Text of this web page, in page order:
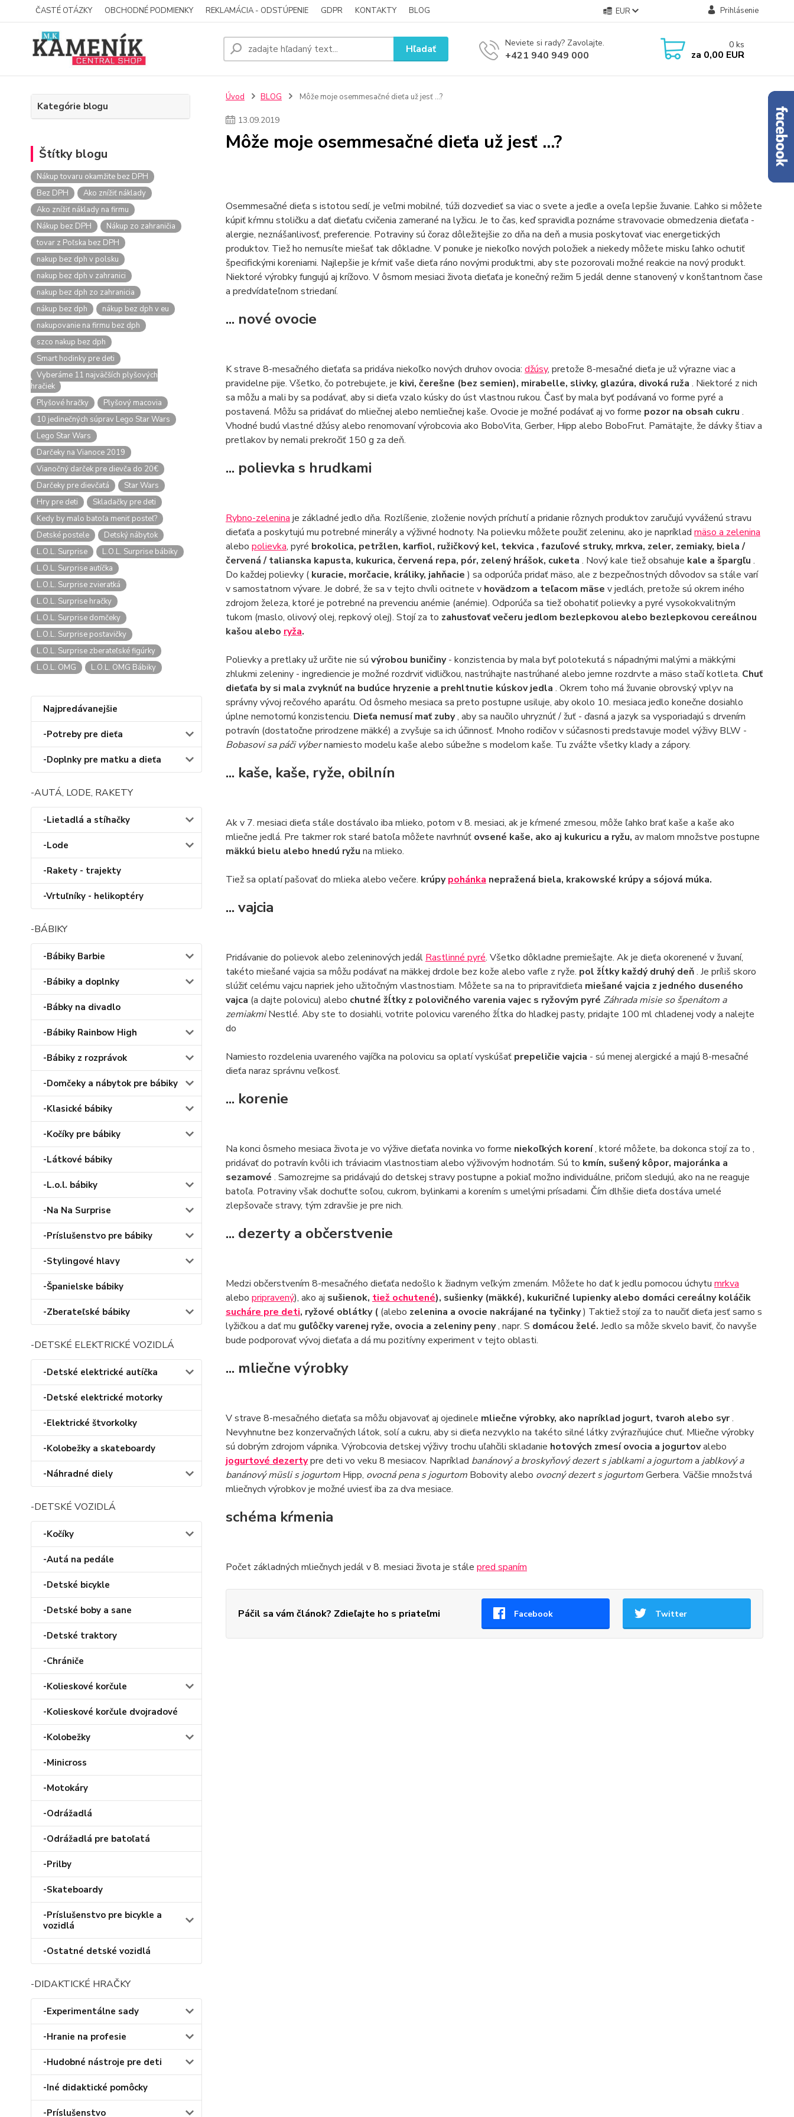
ČASTÉ OTÁZKY OBCHODNÉ PODMIENKY REKLAMÁCIA - ODSTÚPENIE GDPR KONTAKTY BLOG EUR Prihlásenie
Hľadať Neviete si rady? Zavolajte.
+421 940 949 000
0 ks
za 0,00 EUR
Kategórie blogu
Štítky blogu
Nákup tovaru okamžite bez DPH
Bez DPH
Ako znížiť náklady
Ako znížiť náklady na firmu
Nákup bez DPH
Nákup zo zahraničia
tovar z Poľska bez DPH
nakup bez dph v polsku
nakup bez dph v zahranici
nakup bez dph zo zahranicia
nákup bez dph
nákup bez dph v eu
nakupovanie na firmu bez dph
szco nakup bez dph
Smart hodinky pre deti
Vyberáme 11 najväčších plyšových
hračiek
Plyšové hračky
Plyšový macovia
10 jedinečných súprav Lego Star Wars
Lego Star Wars
Darčeky na Vianoce 2019
Vianočný darček pre dievča do 20€
Darčeky pre dievčatá
Star Wars
Hry pre deti
Skladačky pre deti
Kedy by malo batoľa meniť posteľ?
Detské postele
Detský nábytok
L.O.L. Surprise
L.O.L. Surprise bábiky
L.O.L. Surprise autíčka
L.O.L. Surprise zvieratká
L.O.L. Surprise hračky
L.O.L. Surprise domčeky
L.O.L. Surprise postavičky
L.O.L. Surprise zberateľské figúrky
L.O.L. OMG
L.O.L. OMG Bábiky
Najpredávanejšie
-Potreby pre dieťa
-Doplnky pre matku a dieťa
-AUTÁ, LODE, RAKETY
-Lietadlá a stíhačky
-Lode
-Rakety - trajekty
-Vrtuľníky - helikoptéry
-BÁBIKY
-Bábiky Barbie
-Bábiky a doplnky
-Bábky na divadlo
-Bábiky Rainbow High
-Bábiky z rozprávok
-Domčeky a nábytok pre bábiky
-Klasické bábiky
-Kočíky pre bábiky
-Látkové bábiky
-L.o.l. bábiky
-Na Na Surprise
-Príslušenstvo pre bábiky
-Stylingové hlavy
-Španielske bábiky
-Zberateľské bábiky
-DETSKÉ ELEKTRICKÉ VOZIDLÁ
-Detské elektrické autíčka
-Detské elektrické motorky
-Elektrické štvorkolky
-Kolobežky a skateboardy
-Náhradné diely
-DETSKÉ VOZIDLÁ
-Kočíky
-Autá na pedále
-Detské bicykle
-Detské boby a sane
-Detské traktory
-Chrániče
-Kolieskové korčule
-Kolieskové korčule dvojradové
-Kolobežky
-Minicross
-Motokáry
-Odrážadlá
-Odrážadlá pre batoľatá
-Prilby
-Skateboardy
-Príslušenstvo pre bicykle a
vozidlá
-Ostatné detské vozidlá
-DIDAKTICKÉ HRAČKY
-Experimentálne sady
-Hranie na profesie
-Hudobné nástroje pre deti
-Iné didaktické pomôcky
-Príslušenstvo
Úvod BLOG Môže moje osemmesačné dieťa už jesť ...?
13.09.2019
Môže moje osemmesačné dieťa už jesť ...?
Osemmesačné dieťa s istotou sedí, je veľmi mobilné, túži dozvedieť sa viac o svete a jedle a oveľa lepšie žuvanie. Ľahko si môžete
kúpiť kŕmnu stoličku a dať dieťaťu cvičenia zamerané na lyžicu. Je to čas, keď spravidla poznáme stravovacie obmedzenia dieťaťa -
alergie, neznášanlivosť, preferencie. Potraviny sú čoraz dôležitejšie zo dňa na deň a musia poskytovať viac energetických
produktov. Tiež ho nemusíte miešať tak dôkladne. V ponuke je niekoľko nových položiek a niekedy môžete misku ľahko ochutiť
špecifickými koreniami. Najlepšie je kŕmiť vaše dieťa ráno novými produktmi, aby ste pozorovali možné reakcie na nový produkt.
Niektoré výrobky fungujú aj krížovo. V ôsmom mesiaci života dieťaťa je konečný režim 5 jedál denne stanovený v konštantnom čase
a predvídateľnom striedaní.
... nové ovocie
K strave 8-mesačného dieťaťa sa pridáva niekoľko nových druhov ovocia: džúsy, pretože 8-mesačné dieťa je už výrazne viac a
pravidelne pije. Všetko, čo potrebujete, je kivi, čerešne (bez semien), mirabelle, slivky, glazúra, divoká ruža . Niektoré z nich
sa môžu a mali by sa podávať, aby si dieťa vzalo kúsky do úst vlastnou rukou. Časť by mala byť podávaná vo forme pyré a
postavená. Môžu sa pridávať do mliečnej alebo nemliečnej kaše. Ovocie je možné podávať aj vo forme pozor na obsah cukru .
Vhodné budú vlastné džúsy alebo renomovaní výrobcovia ako BoboVita, Gerber, Hipp alebo BoboFrut. Pamätajte, že dávky štiav a
pretlakov by nemali prekročiť 150 g za deň.
... polievka s hrudkami
Rybno-zelenina je základné jedlo dňa. Rozlíšenie, zloženie nových príchutí a pridanie rôznych produktov zaručujú vyváženú stravu
dieťaťa a poskytujú mu potrebné minerály a výživné hodnoty. Na polievku môžete použiť zeleninu, ako je napríklad mäso a zelenina
alebo polievka, pyré brokolica, petržlen, karfiol, ružičkový kel, tekvica , fazuľové struky, mrkva, zeler, zemiaky, biela /
červená / talianska kapusta, kukurica, červená repa, pór, zelený hrášok, cuketa . Nový kale tiež obsahuje kale a špargľu .
Do každej polievky (kuracie, morčacie, králiky, jahňacie ) sa odporúča pridať mäso, ale z bezpečnostných dôvodov sa stále varí
v samostatnom vývare. Je dobré, že sa v tejto chvíli ocitnete v hovädzom a teľacom mäse v jedlách, pretože sú okrem iného
zdrojom železa, ktoré je potrebné na prevenciu anémie (anémie). Odporúča sa tiež obohatiť polievky a pyré vysokokvalitným
tukom (maslo, olivový olej, repkový olej). Stojí za to zahusťovať večeru jedlom bezlepkovou alebo bezlepkovou cereálnou
kašou alebo ryža.
Polievky a pretlaky už určite nie sú výrobou buničiny- konzistencia by mala byť polotekutá s nápadnými malými a mäkkými
zhlukmi zeleniny - ingrediencie je možné rozdrviť vidličkou, nastrúhajte nastrúhané alebo jemne rozdrvte a mäso stačí kotleta. Chuť
dieťaťa by si mala zvyknúť na budúce hryzenie a prehltnutie kúskov jedla . Okrem toho má žuvanie obrovský vplyv na
správny vývoj rečového aparátu. Od ôsmeho mesiaca sa preto postupne usiluje, aby okolo 10. mesiaca jedlo konečne dosiahlo
úplne nemotornú konzistenciu. Dieťa nemusí mať zuby, aby sa naučilo uhryznúť / žuť - ďasná a jazyk sa vysporiadajú s drvením
potravín (dostatočne prirodzene mäkké) a zvyšuje sa ich účinnosť. Mnoho rodičov v súčasnosti predstavuje model výživy BLW -
Bobasovi sa páči výbernamiesto modelu kaše alebo súbežne s modelom kaše. Tu zvážte všetky klady a zápory.
... kaše, kaše, ryže, obilnín
Ak v 7. mesiaci dieťa stále dostávalo iba mlieko, potom v 8. mesiaci, ak je kŕmené zmesou, môže ľahko brať kaše a kaše ako
mliečne jedlá. Pre takmer rok staré batoľa môžete navrhnúť ovsené kaše, ako aj kukuricu a ryžu, av malom množstve postupne
mäkkú bielu alebo hnedú ryžu na mlieko.
Tiež sa oplatí pašovať do mlieka alebo večere. krúpypohánka nepražená biela, krakowské krúpy a sójová múka.
... vajcia
Pridávanie do polievok alebo zeleninových jedál Rastlinné pyré. Všetko dôkladne premiešajte. Ak je dieťa okorenené v žuvaní,
takéto miešané vajcia sa môžu podávať na mäkkej drdole bez kože alebo vafle z ryže. pol žĺtky každý druhý deň. Je príliš skoro
slúžiť celému vajcu napriek jeho užitočným vlastnostiam. Môžete sa na to pripraviťdieťa miešané vajcia z jedného duseného
vajca (a dajte polovicu) alebo chutné žĺtky z polovičného varenia vajec s ryžovým pyré Záhrada misie so špenátom a
zemiakmiNestlé. Aby ste to dosiahli, votrite polovicu vareného žĺtka do hladkej pasty, pridajte 100 ml chladenej vody a nalejte
do
Namiesto rozdelenia uvareného vajíčka na polovicu sa oplatí vyskúšať prepeličie vajcia - sú menej alergické a majú 8-mesačné
dieťa naraz správnu veľkosť.
... korenie
Na konci ôsmeho mesiaca života je vo výžive dieťaťa novinka vo forme niekoľkých korení, ktoré môžete, ba dokonca stojí za to ,
pridávať do potravín kvôli ich tráviacim vlastnostiam alebo výživovým hodnotám. Sú to kmín, sušený kôpor, majoránka a
sezamové . Samozrejme sa pridávajú do detskej stravy postupne a pokiaľ možno individuálne, pričom sledujú, ako na ne reaguje
batoľa. Potraviny však dochuťte soľou, cukrom, bylinkami a korením s umelými prísadami. Čím dlhšie dieťa dostáva umelé
zlepšovače stravy, tým zdravšie je pre nich.
... dezerty a občerstvenie
Medzi občerstvením 8-mesačného dieťaťa nedošlo k žiadnym veľkým zmenám. Môžete ho dať k jedlu pomocou úchytu mrkva
alebo pripravený), ako aj sušienok, tiež ochutené), sušienky (mäkké), kukuričné lupienky alebo domáci cereálny koláčik
sucháre pre deti, ryžové oblátky ((alebo zelenina a ovocie nakrájané na tyčinky) Taktiež stojí za to naučiť dieťa jesť samo s
lyžičkou a dať mu guľôčky varenej ryže, ovocia a zeleniny peny, napr. S domácou želé. Jedlo sa môže skvelo baviť, čo navyše
bude podporovať vývoj dieťaťa a dá mu pozitívny experiment v tejto oblasti.
... mliečne výrobky
V strave 8-mesačného dieťaťa sa môžu objavovať aj ojedinele mliečne výrobky, ako napríklad jogurt, tvaroh alebo syr.
Nevyhnutne bez konzervačných látok, solí a cukru, aby si dieťa nezvyklo na takéto silné látky zvýrazňujúce chuť. Mliečne výrobky
sú dobrým zdrojom vápnika. Výrobcovia detskej výživy trochu uľahčili skladanie hotových zmesí ovocia a jogurtovalebo
jogurtové dezertypre deti vo veku 8 mesiacov. Napríklad banánový a broskyňový dezert s jablkami a jogurtoma jablkový a
banánový müsli s jogurtom Hipp, ovocná pena s jogurtom Bobovity alebo ovocný dezert s jogurtomGerbera. Väčšie množstvá
mliečnych výrobkov je možné uviesť iba za dva mesiace.
schéma kŕmenia
Počet základných mliečnych jedál v 8. mesiaci života je stále pred spaním
Páčil sa vám článok? Zdieľajte ho s priateľmi Facebook Twitter